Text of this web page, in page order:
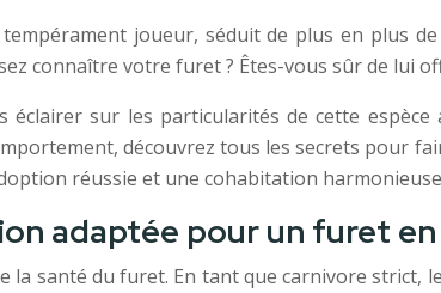
joueur, séduit de plus en plus
connaître votre furet ? Êtes-vous sûr de lui
sur les particularités de cette
découvrez tous les secrets pour
réussie et une cohabitation
adaptée pour un furet
la santé du furet. En tant que carnivore